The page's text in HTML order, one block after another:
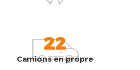
22
Camions en propre